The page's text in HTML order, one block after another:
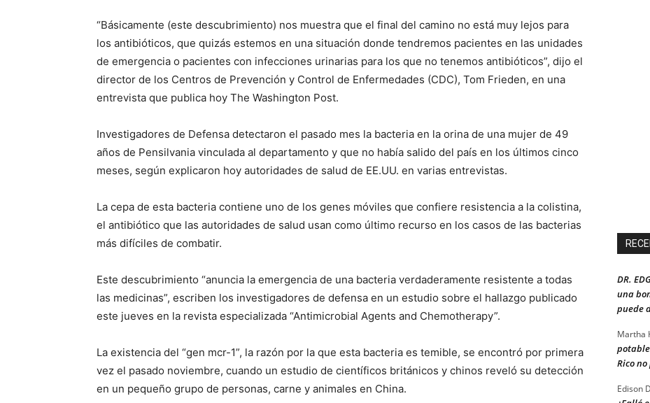
“Básicamente (este descubrimiento) nos muestra que el final del camino no está muy lejos para
los antibióticos, que quizás estemos en una situación donde tendremos pacientes en las unidades
de emergencia o pacientes con infecciones urinarias para los que no tenemos antibióticos”, dijo el
director de los Centros de Prevención y Control de Enfermedades (CDC), Tom Frieden, en una
entrevista que publica hoy The Washington Post.
Investigadores de Defensa detectaron el pasado mes la bacteria en la orina de una mujer de 49
años de Pensilvania vinculada al departamento y que no había salido del país en los últimos cinco
meses, según explicaron hoy autoridades de salud de EE.UU. en varias entrevistas.
La cepa de esta bacteria contiene uno de los genes móviles que confiere resistencia a la colistina,
el antibiótico que las autoridades de salud usan como último recurso en los casos de las bacterias
más difíciles de combatir.
Este descubrimiento “anuncia la emergencia de una bacteria verdaderamente resistente a todas
las medicinas”, escriben los investigadores de defensa en un estudio sobre el hallazgo publicado
este jueves en la revista especializada “Antimicrobial Agents and Chemotherapy”.
La existencia del “gen mcr-1”, la razón por la que esta bacteria es temible, se encontró por primera
vez el pasado noviembre, cuando un estudio de científicos británicos y chinos reveló su detección
en un pequeño grupo de personas, carne y animales en China.
DR.
una
puede
Martha
Rico
Edison